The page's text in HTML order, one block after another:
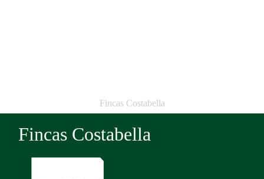
Fincas Costabella
Fincas Costabella